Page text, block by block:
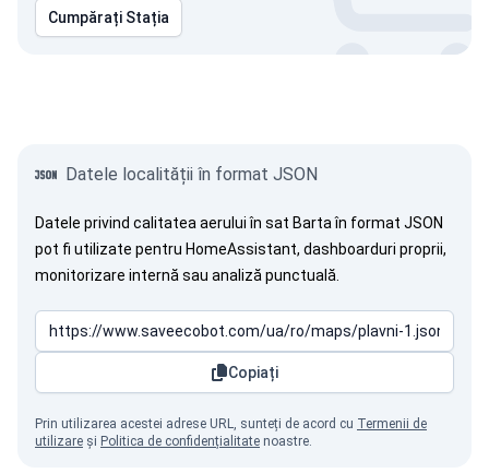
Cumpărați Stația
Datele localității în format JSON
Datele privind calitatea aerului în sat Barta în format JSON
pot fi utilizate pentru HomeAssistant, dashboarduri proprii,
monitorizare internă sau analiză punctuală.
Copiați
Prin utilizarea acestei adrese URL, sunteți de acord cu Termenii de
utilizare și Politica de confidențialitate noastre.